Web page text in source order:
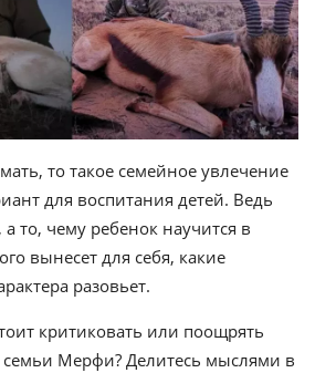
то такое семейное увлечение
для воспитания детей. Ведь
то, чему ребенок научится в
вынесет для себя, какие
разовьет.
критиковать или поощрять
Мерфи? Делитесь мыслями в